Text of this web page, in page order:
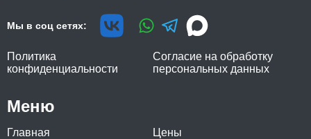
Мы в соц сетях:
Политика
конфиденциальности
Согласие на обработку
персональных данных
Меню
Главная
Цены